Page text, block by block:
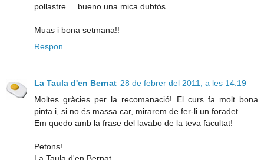
pollastre.... bueno una mica dubtós.
Muas i bona setmana!!
Respon
La Taula d'en Bernat 28 de febrer del 2011, a les 14:19
Moltes gràcies per la recomanació! El curs fa molt bona
pinta i, si no és massa car, mirarem de fer-li un foradet...
Em quedo amb la frase del lavabo de la teva facultat!
Petons!
La Taula d'en Bernat